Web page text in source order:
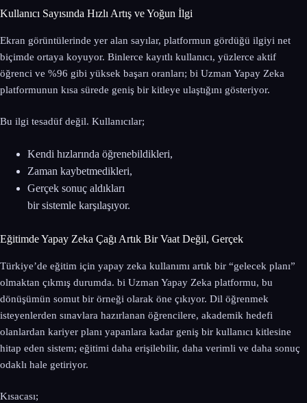
Kullanıcı Sayısında Hızlı Artış ve Yoğun İlgi
Ekran görüntülerinde yer alan sayılar, platformun gördüğü ilgiyi net
biçimde ortaya koyuyor. Binlerce kayıtlı kullanıcı, yüzlerce aktif
öğrenci ve %96 gibi yüksek başarı oranları; bi Uzman Yapay Zeka
platformunun kısa sürede geniş bir kitleye ulaştığını gösteriyor.
Bu ilgi tesadüf değil. Kullanıcılar;
Kendi hızlarında öğrenebildikleri,
Zaman kaybetmedikleri,
Gerçek sonuç aldıkları
bir sistemle karşılaşıyor.
Eğitimde Yapay Zeka Çağı Artık Bir Vaat Değil, Gerçek
Türkiye’de eğitim için yapay zeka kullanımı artık bir “gelecek planı”
olmaktan çıkmış durumda. bi Uzman Yapay Zeka platformu, bu
dönüşümün somut bir örneği olarak öne çıkıyor. Dil öğrenmek
isteyenlerden sınavlara hazırlanan öğrencilere, akademik hedefi
olanlardan kariyer planı yapanlara kadar geniş bir kullanıcı kitlesine
hitap eden sistem; eğitimi daha erişilebilir, daha verimli ve daha sonuç
odaklı hale getiriyor.
Kısacası;